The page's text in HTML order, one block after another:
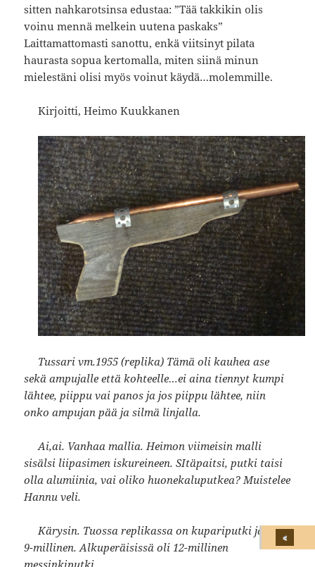
sitten nahkarotsinsa edustaa: ”Tää takkikin olis
voinu mennä melkein uutena paskaks”
Laittamattomasti sanottu, enkä viitsinyt pilata
haurasta sopua kertomalla, miten siinä minun
mielestäni olisi myös voinut käydä…molemmille.
Kirjoitti, Heimo Kuukkanen
Tussari vm.1955 (replika) Tämä oli kauhea ase
sekä ampujalle että kohteelle…ei aina tiennyt kumpi
lähtee, piippu vai panos ja jos piippu lähtee, niin
onko ampujan pää ja silmä linjalla.
Ai,ai. Vanhaa mallia. Heimon viimeisin malli
sisälsi liipasimen iskureineen. SItäpaitsi, putki taisi
olla alumiinia, vai oliko huonekaluputkea? Muistelee
Hannu veli.
Kärysin. Tuossa replikassa on kupariputki ja vain
9-millinen. Alkuperäisissä oli 12-millinen